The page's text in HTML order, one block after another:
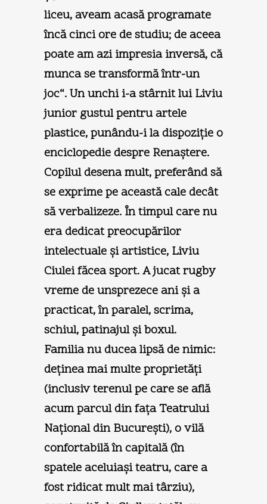
liceu, aveam acasă programate
încă cinci ore de studiu; de aceea
poate am azi impresia inversă, că
munca se transformă într-un
joc“. Un unchi i-a stârnit lui Liviu
junior gustul pentru artele
plastice, punându-i la dispoziţie o
enciclopedie despre Renaştere.
Copilul desena mult, preferând să
se exprime pe această cale decât
să verbalizeze. În timpul care nu
era dedicat preocupărilor
intelectuale şi artistice, Liviu
Ciulei făcea sport. A jucat rugby
vreme de unsprezece ani şi a
practicat, în paralel, scrima,
schiul, patinajul şi boxul.
Familia nu ducea lipsă de nimic:
deţinea mai multe proprietăţi
(inclusiv terenul pe care se află
acum parcul din faţa Teatrului
Naţional din Bucureşti), o vilă
confortabilă în capitală (în
spatele aceluiaşi teatru, care a
fost ridicat mult mai târziu),